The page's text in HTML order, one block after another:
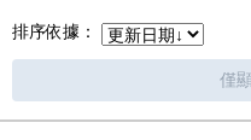
排序依據：
僅